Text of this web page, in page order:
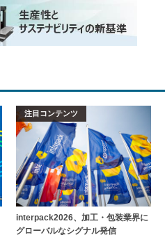
注目コンテンツ
interpack2026、加工・包装業界に
グローバルなシグナル発信